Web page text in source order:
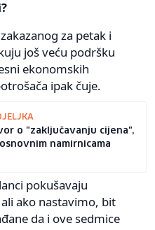
za petak i
još veću podršku
ekonomskih
ipak čuje.
o "zaključavanju cijena",
namirnicama
pokušavaju
ako nastavimo, bit
da i ove sedmice